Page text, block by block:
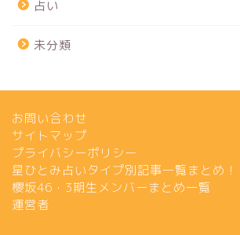
占い
未分類
お問い合わせ
サイトマップ
プライバシーポリシー
星ひとみ占いタイプ別記事一覧まとめ！
櫻坂46・3期生メンバーまとめ一覧
運営者